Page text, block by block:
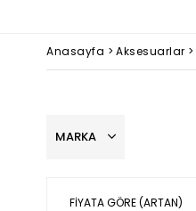
Anasayfa > Aksesuarlar >
MARKA
FIYATA GÖRE (ARTAN)